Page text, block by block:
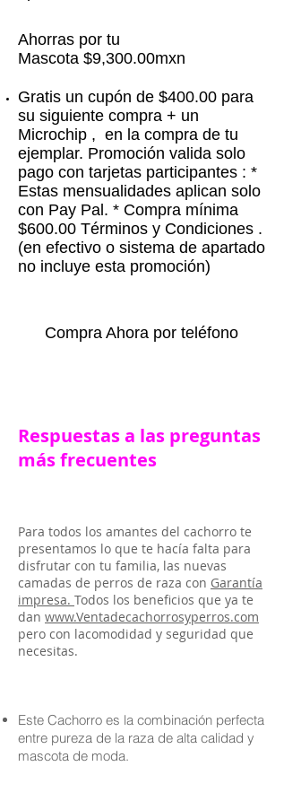
Ahorras por tu
Mascota $9,300.00mxn
Gratis un cupón de $400.00 para
su siguiente compra + un
Microchip , en la compra de tu
ejemplar. Promoción valida solo
pago con tarjetas participantes : *
Estas mensualidades aplican solo
con Pay Pal. * Compra mínima
$600.00 Términos y Condiciones .
(en efectivo o sistema de apartado
no incluye esta promoción)
Compra Ahora por teléfono
Respuestas a las preguntas
más frecuentes
Para todos los amantes del cachorro te
presentamos lo que te hacía falta para
disfrutar con tu familia, las nuevas
camadas de perros de raza con Garantía
impresa. Todos los beneficios que ya te
dan www.Ventadecachorrosyperros.com
pero con lacomodidad y seguridad que
necesitas.
Este Cachorro es la combinación perfecta
entre pureza de la raza de alta calidad y
mascota de moda.